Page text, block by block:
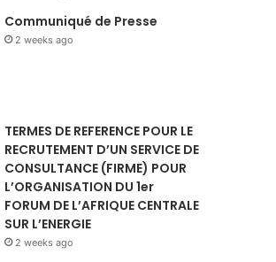
Communiqué de Presse
2 weeks ago
TERMES DE REFERENCE POUR LE
RECRUTEMENT D’UN SERVICE DE
CONSULTANCE (FIRME) POUR
L’ORGANISATION DU 1er
FORUM DE L’AFRIQUE CENTRALE
SUR L’ENERGIE
2 weeks ago